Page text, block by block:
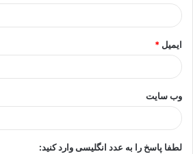
ایمیل *
وب‌ سایت
لطفا پاسخ را به عدد انگلیسی وارد کنید: